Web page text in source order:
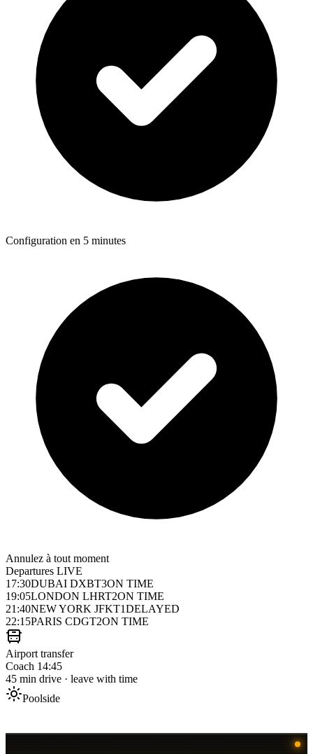
Configuration en 5 minutes
Annulez à tout moment
Departures LIVE
17:30DUBAI DXBT3ON TIME
19:05LONDON LHRT2ON TIME
21:40NEW YORK JFKT1DELAYED
22:15PARIS CDGT2ON TIME
Airport transfer
Coach 14:45
45 min drive · leave with time
Poolside